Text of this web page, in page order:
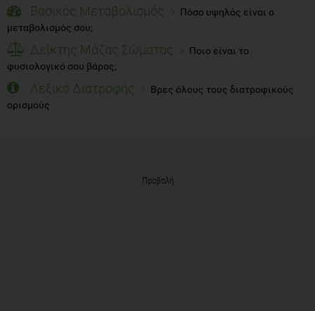
Βασικός Μεταβολισμός
Πόσο υψηλός είναι ο
μεταβολισμός σου;
Δείκτης Μάζας Σώματος
Ποιο είναι το
φυσιολογικό σου βάρος;
Λεξικό Διατροφής
Βρες όλους τους διατροφικούς
ορισμούς
Προβολή